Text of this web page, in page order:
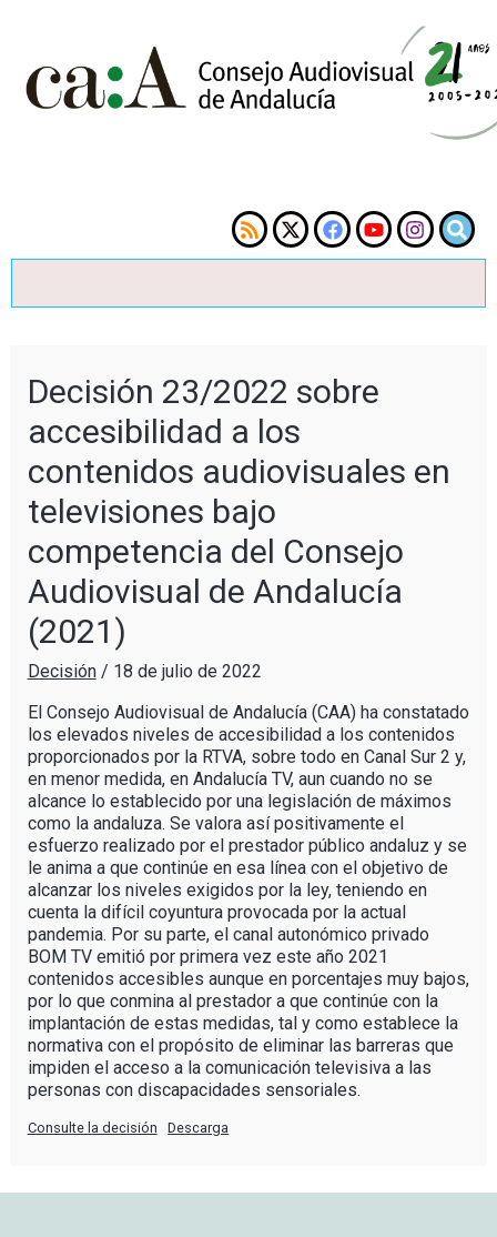
Decisión 23/2022 sobre
accesibilidad a los
contenidos audiovisuales en
televisiones bajo
competencia del Consejo
Audiovisual de Andalucía
(2021)
Decisión/ 18 de julio de 2022
El Consejo Audiovisual de Andalucía (CAA) ha constatado
los elevados niveles de accesibilidad a los contenidos
proporcionados por la RTVA, sobre todo en Canal Sur 2 y,
en menor medida, en Andalucía TV, aun cuando no se
alcance lo establecido por una legislación de máximos
como la andaluza. Se valora así positivamente el
esfuerzo realizado por el prestador público andaluz y se
le anima a que continúe en esa línea con el objetivo de
alcanzar los niveles exigidos por la ley, teniendo en
cuenta la difícil coyuntura provocada por la actual
pandemia. Por su parte, el canal autonómico privado
BOM TV emitió por primera vez este año 2021
contenidos accesibles aunque en porcentajes muy bajos,
por lo que conmina al prestador a que continúe con la
implantación de estas medidas, tal y como establece la
normativa con el propósito de eliminar las barreras que
impiden el acceso a la comunicación televisiva a las
personas con discapacidades sensoriales.
Consulte la decisión Descarga